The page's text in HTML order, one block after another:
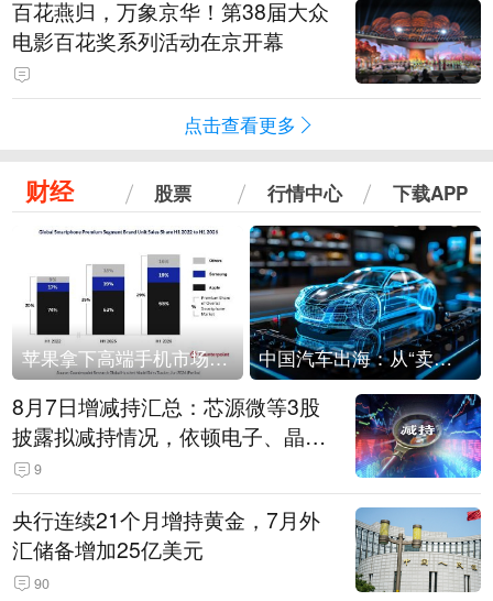
百花燕归，万象京华！第38届大众
电影百花奖系列活动在京开幕
点击查看更多
财经 股票 行情中心 下载APP
苹果拿下高端手机市场65%的份额：iPhone 17系列功不可没 中国汽车出海：从“卖出去”到“走进去”
8月7日增减持汇总：芯源微等3股
披露拟减持情况，依顿电子、晶华
微拟增持（表）
9
央行连续21个月增持黄金，7月外
汇储备增加25亿美元
90